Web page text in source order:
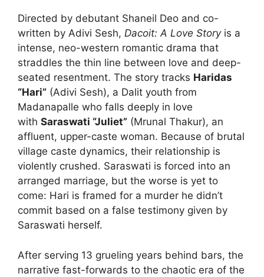
Directed by debutant Shaneil Deo and co-
written by Adivi Sesh, Dacoit: A Love Storyis a
intense, neo-western romantic drama that
straddles the thin line between love and deep-
seated resentment. The story tracks Haridas
“Hari” (Adivi Sesh), a Dalit youth from
Madanapalle who falls deeply in love
with Saraswati “Juliet” (Mrunal Thakur), an
affluent, upper-caste woman. Because of brutal
village caste dynamics, their relationship is
violently crushed. Saraswati is forced into an
arranged marriage, but the worse is yet to
come: Hari is framed for a murder he didn’t
commit based on a false testimony given by
Saraswati herself.
After serving 13 grueling years behind bars, the
narrative fast-forwards to the chaotic era of the